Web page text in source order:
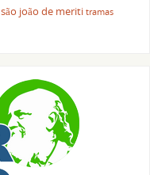
são joão de meriti tramas